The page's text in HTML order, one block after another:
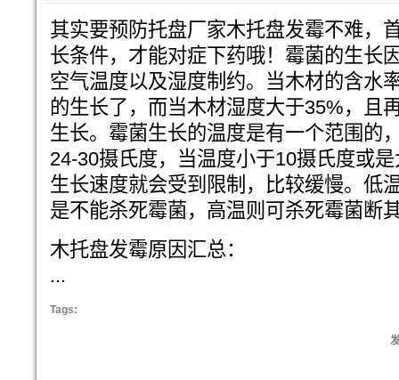
其实要预防托盘厂家木托盘发霉不难，
长条件，才能对症下药哦！霉菌的生长
空气温度以及湿度制约。当木材的含水
的生长了，而当木材湿度大于35%，且
生长。霉菌生长的温度是有一个范围的
24-30摄氏度，当温度小于10摄氏度或
生长速度就会受到限制，比较缓慢。低
是不能杀死霉菌，高温则可杀死霉菌断
木托盘发霉原因汇总：
...
Tags: